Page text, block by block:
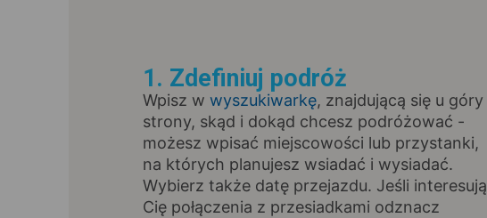
1. Zdefiniuj podróż
Wpisz w wyszukiwarkę, znajdującą się u góry
strony, skąd i dokąd chcesz podróżować -
możesz wpisać miejscowości lub przystanki,
na których planujesz wsiadać i wysiadać.
Wybierz także datę przejazdu. Jeśli interesują
Cię połączenia z przesiadkami odznacz